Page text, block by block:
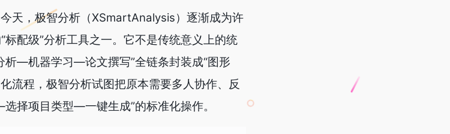
天，极智分析（XSmartAnalysis）逐渐成为许
配级”分析工具之一。它不是传统意义上的统
—机器学习—论文撰写”全链条封装成“图形
流程，极智分析试图把原本需要多人协作、反
择项目类型—一键生成”的标准化操作。